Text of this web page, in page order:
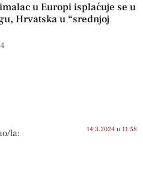
u Europi isplaćuje se u
Hrvatska u “srednjoj
la: 14.3.2024 u 11:58